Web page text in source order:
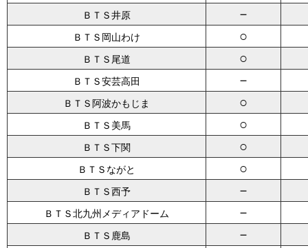
ＢＴＳ井原 －
ＢＴＳ岡山わけ ○
ＢＴＳ尾道 ○
ＢＴＳ安芸高田 －
ＢＴＳ阿波かもじま ○
ＢＴＳ美馬 ○
ＢＴＳ下関 ○
ＢＴＳながと ○
ＢＴＳ西予 －
ＢＴＳ北九州メディアドーム －
ＢＴＳ鹿島 －